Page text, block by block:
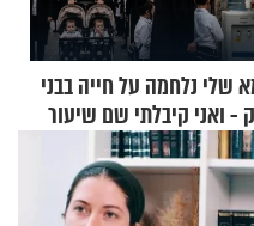
שלי נלחמה על חייה בבני
- ואני קיבלתי שם שיעור
חינם